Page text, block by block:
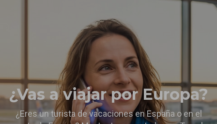
¿Vas a viajar por Europa?
¿Eres un turista de vacaciones en España o en el